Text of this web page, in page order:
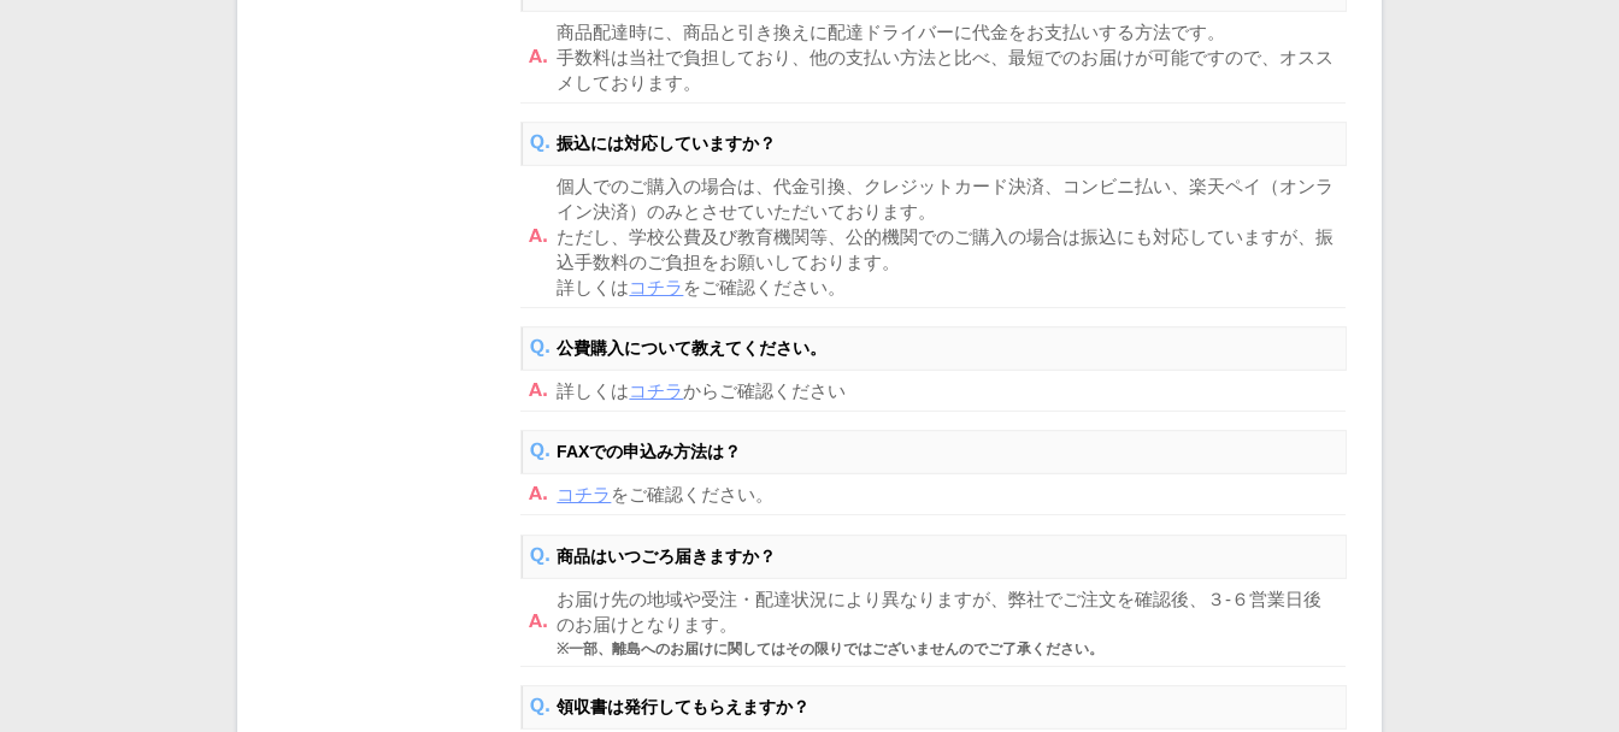
商品配達時に、商品と引き換えに配達ドライバーに代金をお支払いする方法です。
手数料は当社で負担しており、他の支払い方法と比べ、最短でのお届けが可能ですので、オスス
メしております。
振込には対応していますか？
個人でのご購入の場合は、代金引換、クレジットカード決済、コンビニ払い、楽天ペイ（オンラ
イン決済）のみとさせていただいております。
ただし、学校公費及び教育機関等、公的機関でのご購入の場合は振込にも対応していますが、振
込手数料のご負担をお願いしております。
詳しくはコチラ をご確認ください。
公費購入について教えてください。
詳しくはコチラからご確認ください
FAXでの申込み方法は？
コチラ をご確認ください。
商品はいつごろ届きますか？
お届け先の地域や受注・配達状況により異なりますが、弊社でご注文を確認後、３-６営業日後
のお届けとなります。
※一部、離島へのお届けに関してはその限りではございませんのでご了承ください。
領収書は発行してもらえますか？